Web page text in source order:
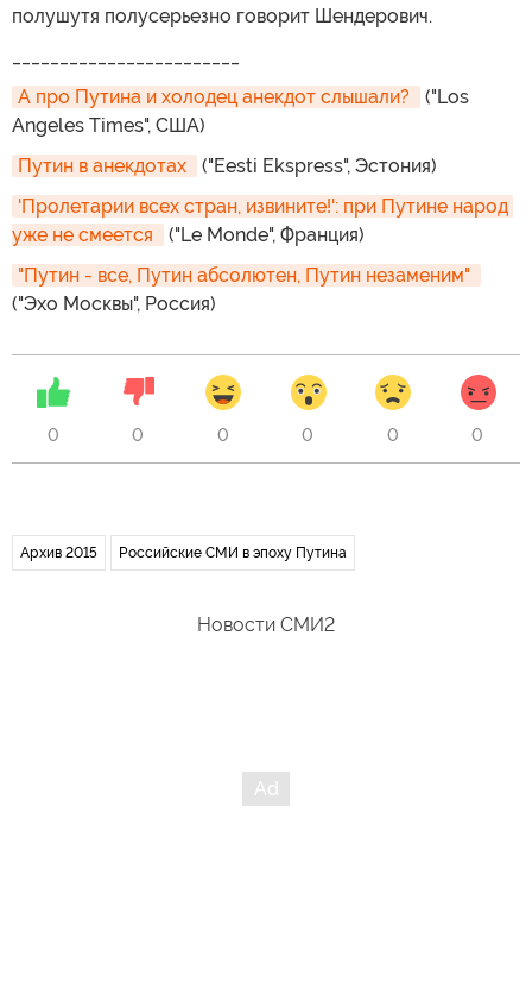
полушутя полусерьезно говорит Шендерович.
А про Путина и холодец анекдот слышали?
("Los
Angeles Times", США)
Путин в анекдотах
("Eesti Ekspress", Эстония)
'Пролетарии всех стран, извините!': при Путине народ
уже не смеется
("Le Monde", Франция)
("Эхо Москвы", Россия)
0 0 0 0 0 0
Архив 2015 Российские СМИ в эпоху Путина
Новости СМИ2